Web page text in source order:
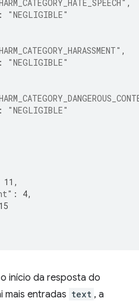
,
:
"NEGLIGIBLE"
,
:
"NEGLIGIBLE"
:
"NEGLIGIBLE"
11 ,
: 4,
15
início da resposta do
mais entradas text , a